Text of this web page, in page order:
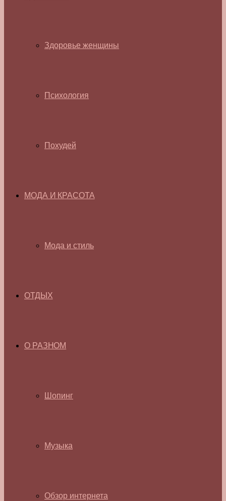
Здоровье женщины
Психология
Похудей
МОДА И КРАСОТА
Мода и стиль
ОТДЫХ
О РАЗНОМ
Шопинг
Музыка
Обзор интернета